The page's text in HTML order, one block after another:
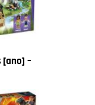
[ano] –